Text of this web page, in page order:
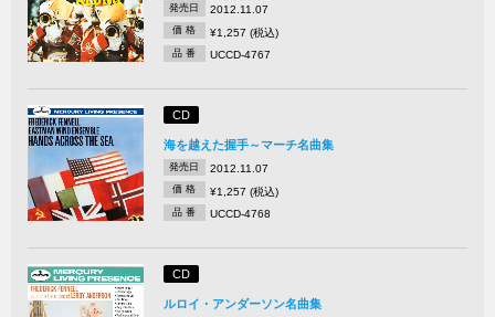
発売日 2012.11.07
価 格 ¥1,257 (税込)
品 番 UCCD-4767
CD
海を越えた握手～マーチ名曲集
発売日 2012.11.07
価 格 ¥1,257 (税込)
品 番 UCCD-4768
CD
ルロイ・アンダーソン名曲集